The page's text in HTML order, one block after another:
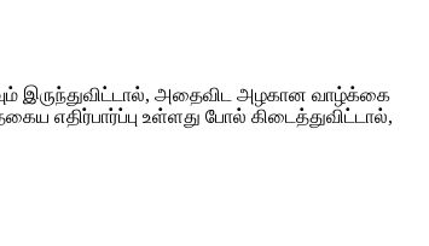
இருந்துவிட்டால், அதைவிட அழகான வாழ்க்கை
எதிர்பார்ப்பு உள்ளது போல் கிடைத்துவிட்டால்,